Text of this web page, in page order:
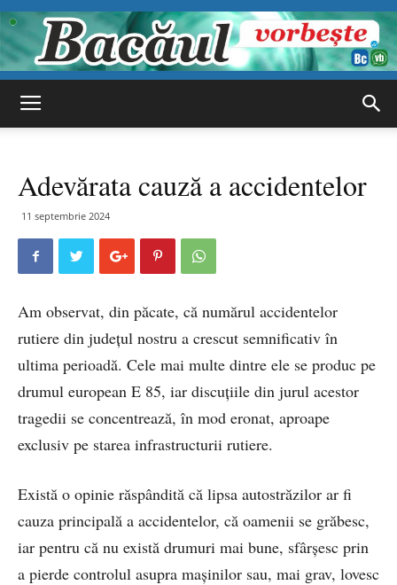
vorbește
Adevărata cauză a accidentelor
11 septembrie 2024
Am observat, din păcate, că numărul accidentelor
rutiere din județul nostru a crescut semnificativ în
ultima perioadă. Cele mai multe dintre ele se produc pe
drumul european E 85, iar discuțiile din jurul acestor
tragedii se concentrează, în mod eronat, aproape
exclusiv pe starea infrastructurii rutiere.
Există o opinie răspândită că lipsa autostrăzilor ar fi
cauza principală a accidentelor, că oamenii se grăbesc,
iar pentru că nu există drumuri mai bune, sfârșesc prin
a pierde controlul asupra mașinilor sau, mai grav, lovesc